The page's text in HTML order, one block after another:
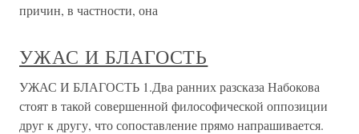
причин, в частности, она
УЖАС И БЛАГОСТЬ
УЖАС И БЛАГОСТЬ 1.Два ранних разсказа Набокова
стоят в такой совершенной философической оппозиции
друг к другу, что сопоставление прямо напрашивается.